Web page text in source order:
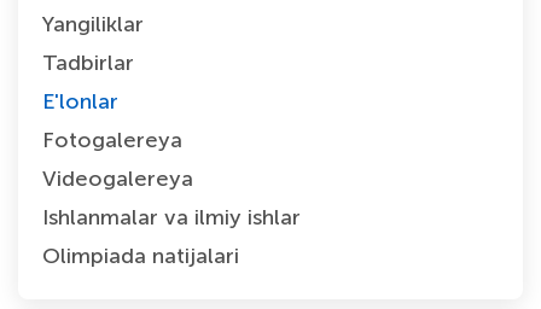
Yangiliklar
Tadbirlar
E'lonlar
Fotogalereya
Videogalereya
Ishlanmalar va ilmiy ishlar
Olimpiada natijalari